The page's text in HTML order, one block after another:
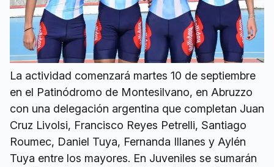
La actividad comenzará martes 10 de septiembre
en el Patinódromo de Montesilvano, en Abruzzo
con una delegación argentina que completan Juan
Cruz Livolsi, Francisco Reyes Petrelli, Santiago
Roumec, Daniel Tuya, Fernanda Illanes y Aylén
Tuya entre los mayores. En Juveniles se sumarán